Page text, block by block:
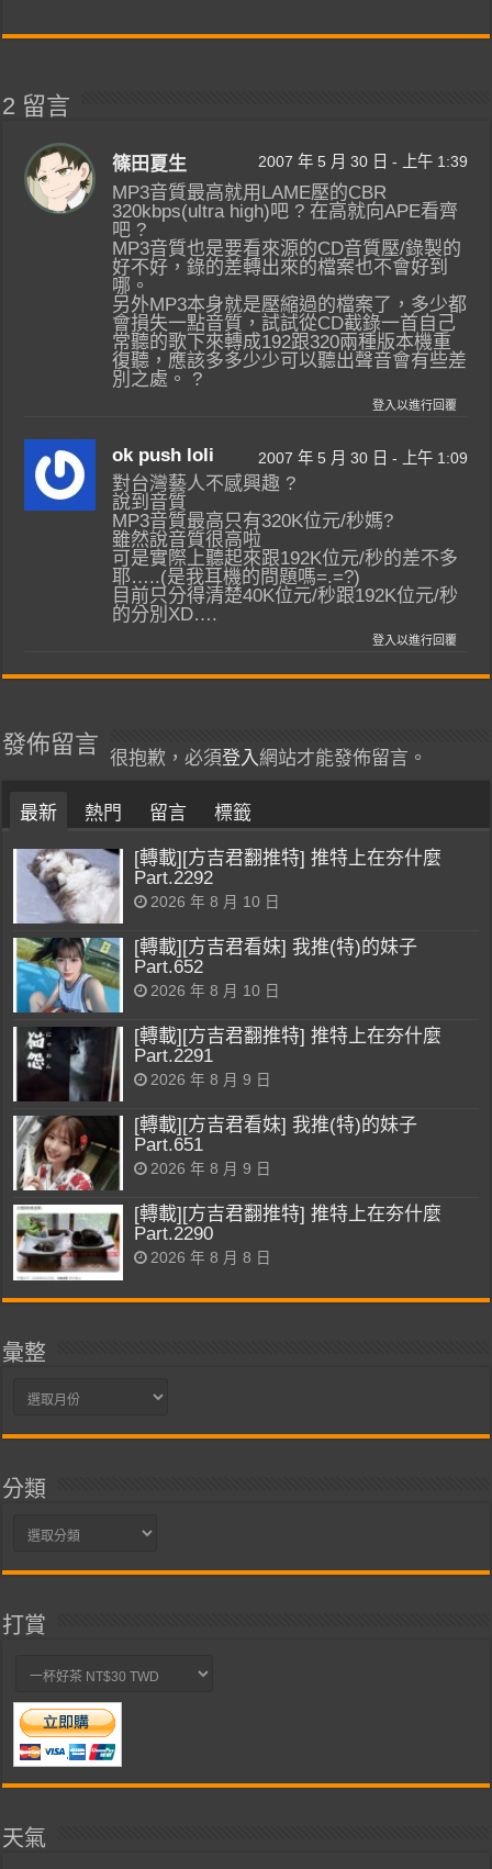
2 留言
篠田夏生 2007 年 5 月 30 日 - 上午 1:39
MP3音質最高就用LAME壓的CBR
320kbps(ultra high)吧 ? 在高就向APE看齊
吧 ?
MP3音質也是要看來源的CD音質壓/錄製的
好不好，錄的差轉出來的檔案也不會好到
哪。
另外MP3本身就是壓縮過的檔案了，多少都
會損失一點音質，試試從CD截錄一首自己
常聽的歌下來轉成192跟320兩種版本機重
復聽，應該多多少少可以聽出聲音會有些差
別之處。 ?
登入以進行回覆
ok push loli 2007 年 5 月 30 日 - 上午 1:09
對台灣藝人不感興趣 ?
說到音質
MP3音質最高只有320K位元/秒媽?
雖然說音質很高啦
可是實際上聽起來跟192K位元/秒的差不多
耶…..(是我耳機的問題嗎=.=?)
目前只分得清楚40K位元/秒跟192K位元/秒
的分別XD….
登入以進行回覆
發佈留言
很抱歉，必須登入 網站才能發佈留言。
最新 熱門 留言 標籤
[轉載][方吉君翻推特] 推特上在夯什麼
Part.2292
2026 年 8 月 10 日
[轉載][方吉君看妹] 我推(特)的妹子
Part.652
2026 年 8 月 10 日
[轉載][方吉君翻推特] 推特上在夯什麼
Part.2291
2026 年 8 月 9 日
[轉載][方吉君看妹] 我推(特)的妹子
Part.651
2026 年 8 月 9 日
[轉載][方吉君翻推特] 推特上在夯什麼
Part.2290
2026 年 8 月 8 日
彙整
彙
分類
分
打賞
天氣